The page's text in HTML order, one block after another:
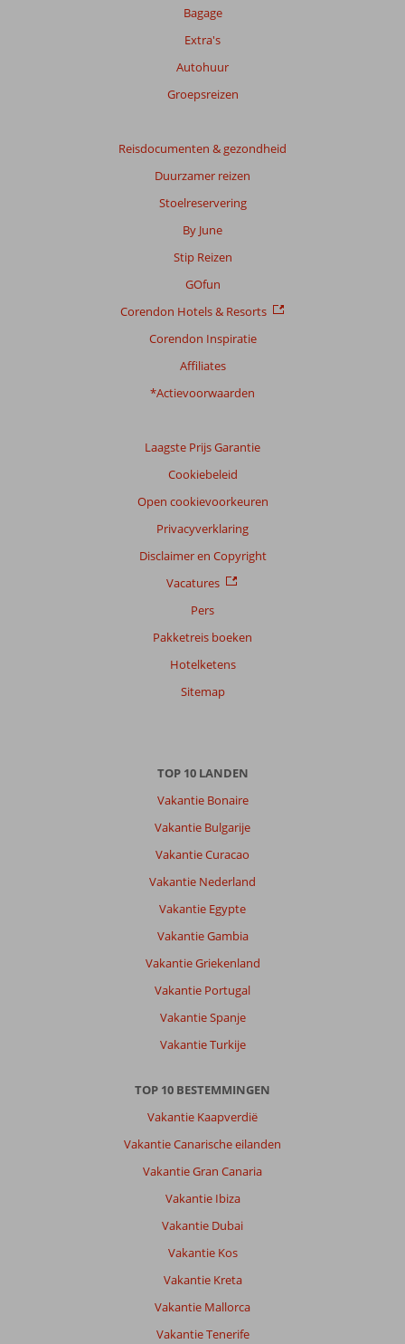
Bagage
Extra's
Autohuur
Groepsreizen
Reisdocumenten & gezondheid
Duurzamer reizen
Stoelreservering
By June
Stip Reizen
GOfun
Corendon Hotels & Resorts
Corendon Inspiratie
Affiliates
*Actievoorwaarden
Laagste Prijs Garantie
Cookiebeleid
Open cookievoorkeuren
Privacyverklaring
Disclaimer en Copyright
Vacatures
Pers
Pakketreis boeken
Hotelketens
Sitemap
TOP 10 LANDEN
Vakantie Bonaire
Vakantie Bulgarije
Vakantie Curacao
Vakantie Nederland
Vakantie Egypte
Vakantie Gambia
Vakantie Griekenland
Vakantie Portugal
Vakantie Spanje
Vakantie Turkije
TOP 10 BESTEMMINGEN
Vakantie Kaapverdië
Vakantie Canarische eilanden
Vakantie Gran Canaria
Vakantie Ibiza
Vakantie Dubai
Vakantie Kos
Vakantie Kreta
Vakantie Mallorca
Vakantie Tenerife